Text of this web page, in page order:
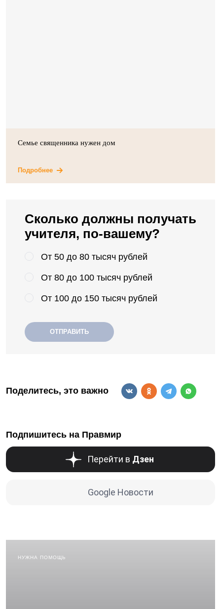
Семье священника нужен дом
Подробнее
Сколько должны получать
учителя, по-вашему?
От 50 до 80 тысяч рублей
От 80 до 100 тысяч рублей
От 100 до 150 тысяч рублей
ОТПРАВИТЬ
Поделитесь, это важно
Подпишитесь на Правмир
Перейти в Дзен
Google Новости
НУЖНА ПОМОЩЬ